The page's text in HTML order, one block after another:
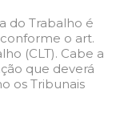
do Trabalho é
o art.
(CLT). Cabe a
que deverá
os Tribunais